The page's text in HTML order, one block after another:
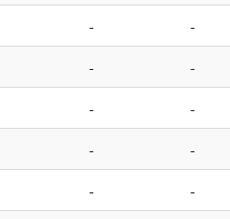
-
-
-
-
-
-
-
-
-
-